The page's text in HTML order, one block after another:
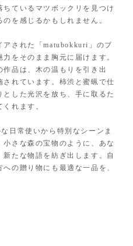
ているマツボックリを見つけ
を感じるかもしれません。
アされた「matubokkuri」のブ
をそのまま胸元に届けます。
品は、木の温もりを引き出
れています。柿渋と蜜蝋で仕
した光沢を放ち、手に取るた
れます。
日常使いから特別なシーンま
さな森の宝物のように、あな
たな物語を紡ぎ出します。自
の贈り物にも最適な一品を、